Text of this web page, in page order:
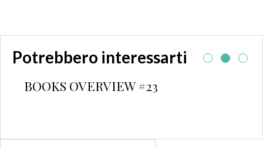
Potrebbero interessarti
BOOKS OVERVIEW #23